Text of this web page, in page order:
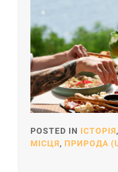
POSTED IN ІСТОРІЯ,
МІСЦЯ, ПРИРОДА